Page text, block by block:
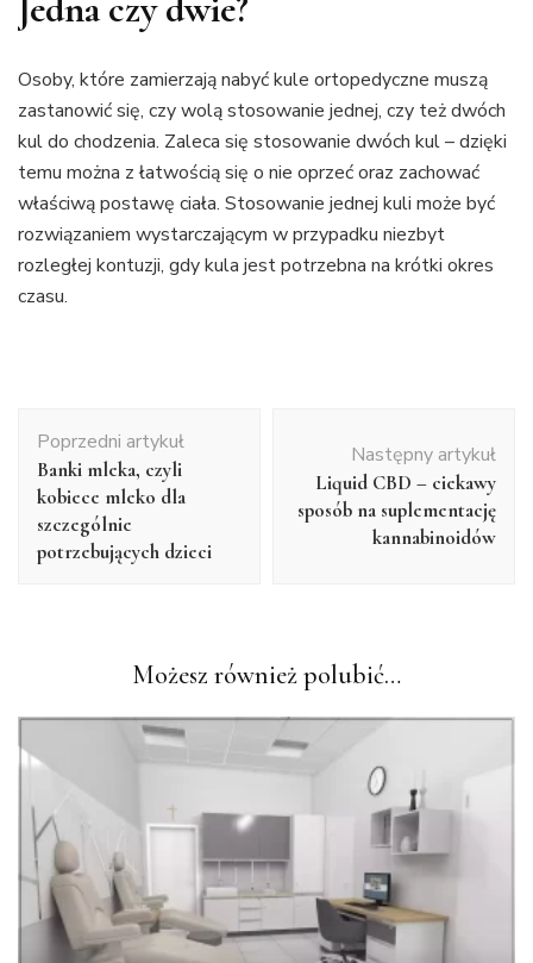
Jedna czy dwie?
Osoby, które zamierzają nabyć kule ortopedyczne muszą
zastanowić się, czy wolą stosowanie jednej, czy też dwóch
kul do chodzenia. Zaleca się stosowanie dwóch kul – dzięki
temu można z łatwością się o nie oprzeć oraz zachować
właściwą postawę ciała. Stosowanie jednej kuli może być
rozwiązaniem wystarczającym w przypadku niezbyt
rozległej kontuzji, gdy kula jest potrzebna na krótki okres
czasu.
wpisu
Poprzedni artykuł
Banki mleka, czyli
kobiece mleko dla
szczególnie
potrzebujących dzieci
Następny artykuł
Liquid CBD – ciekawy
sposób na suplementację
kannabinoidów
Możesz również polubić…